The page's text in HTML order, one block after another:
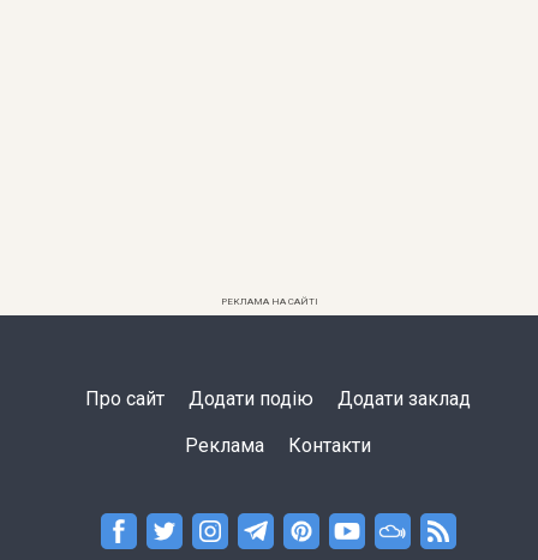
РЕКЛАМА НА САЙТІ
Про сайт Додати подію Додати заклад
Реклама Контакти